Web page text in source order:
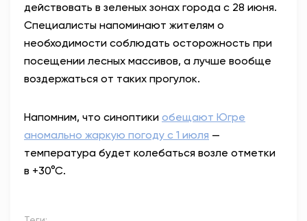
81,41 94,06
Вход / Регистрация
действовать в зеленых зонах города с 28 июня.
Специалисты напоминают жителям о
необходимости соблюдать осторожность при
посещении лесных массивов, а лучше вообще
воздержаться от таких прогулок.
Напомним, что синоптики обещают Югре
аномально жаркую погоду с 1 июля —
температура будет колебаться возле отметки
в +30°С.